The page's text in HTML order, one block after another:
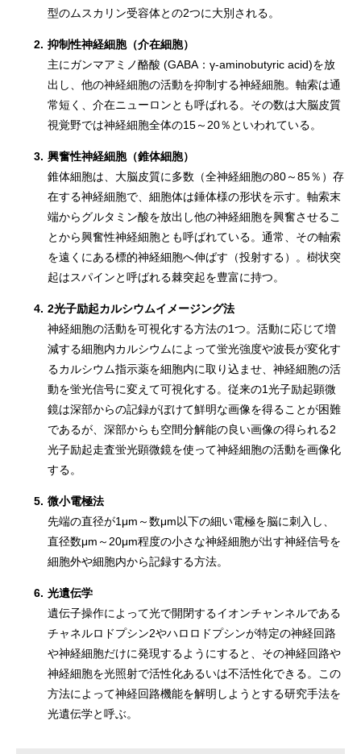
型のムスカリン受容体との2つに大別される。
2. 抑制性神経細胞（介在細胞）
主にガンマアミノ酪酸 (GABA：γ-aminobutyric acid)を放
出し、他の神経細胞の活動を抑制する神経細胞。軸索は通
常短く、介在ニューロンとも呼ばれる。その数は大脳皮質
視覚野では神経細胞全体の15～20％といわれている。
3. 興奮性神経細胞（錐体細胞）
錐体細胞は、大脳皮質に多数（全神経細胞の80～85％）存
在する神経細胞で、細胞体は錘体様の形状を示す。軸索末
端からグルタミン酸を放出し他の神経細胞を興奮させるこ
とから興奮性神経細胞とも呼ばれている。通常、その軸索
を遠くにある標的神経細胞へ伸ばす（投射する）。樹状突
起はスパインと呼ばれる棘突起を豊富に持つ。
4. 2光子励起カルシウムイメージング法
神経細胞の活動を可視化する方法の1つ。活動に応じて増
減する細胞内カルシウムによって蛍光強度や波長が変化す
るカルシウム指示薬を細胞内に取り込ませ、神経細胞の活
動を蛍光信号に変えて可視化する。従来の1光子励起顕微
鏡は深部からの記録がぼけて鮮明な画像を得ることが困難
であるが、深部からも空間分解能の良い画像の得られる2
光子励起走査蛍光顕微鏡を使って神経細胞の活動を画像化
する。
5. 微小電極法
先端の直径が1μm～数μm以下の細い電極を脳に刺入し、
直径数μm～20μm程度の小さな神経細胞が出す神経信号を
細胞外や細胞内から記録する方法。
6. 光遺伝学
遺伝子操作によって光で開閉するイオンチャンネルである
チャネルロドプシン2やハロロドプシンが特定の神経回路
や神経細胞だけに発現するようにすると、その神経回路や
神経細胞を光照射で活性化あるいは不活性化できる。この
方法によって神経回路機能を解明しようとする研究手法を
光遺伝学と呼ぶ。